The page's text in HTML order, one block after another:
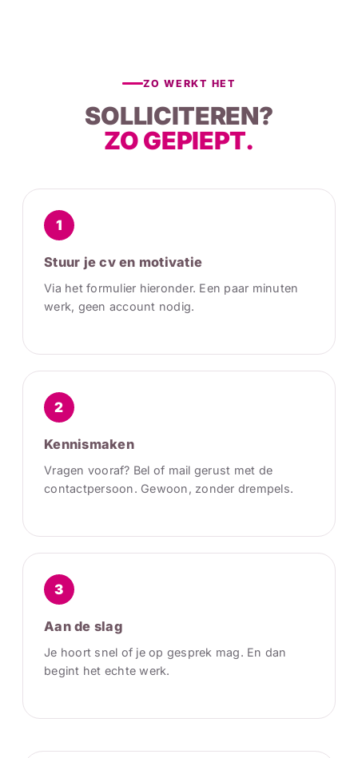
ZO WERKT HET
SOLLICITEREN?
ZO GEPIEPT.
1
Stuur je cv en motivatie
Via het formulier hieronder. Een paar minuten
werk, geen account nodig.
2
Kennismaken
Vragen vooraf? Bel of mail gerust met de
contactpersoon. Gewoon, zonder drempels.
3
Aan de slag
Je hoort snel of je op gesprek mag. En dan
begint het echte werk.